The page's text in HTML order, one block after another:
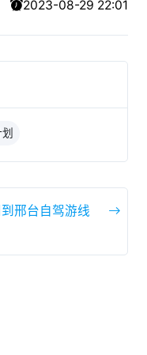
2023-08-29 22:01
邢台自驾游线